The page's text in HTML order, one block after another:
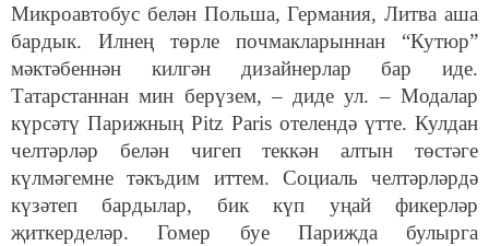
Микроавтобус белән Польша, Германия, Литва аша
бардык. Илнең төрле почмакларыннан “Кутюр”
мәктәбеннән килгән дизайнерлар бар иде.
Татарстаннан мин берүзем, – диде ул. – Модалар
күрсәтү Парижның Pitz Paris отелендә үтте. Кулдан
челтәрләр белән чигеп теккән алтын төстәге
күлмәгемне тәкъдим иттем. Социаль челтәрләрдә
күзәтеп бардылар, бик күп уңай фикерләр
җиткерделәр. Гомер буе Парижда булырга